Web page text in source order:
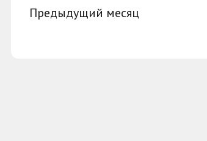
Предыдущий месяц